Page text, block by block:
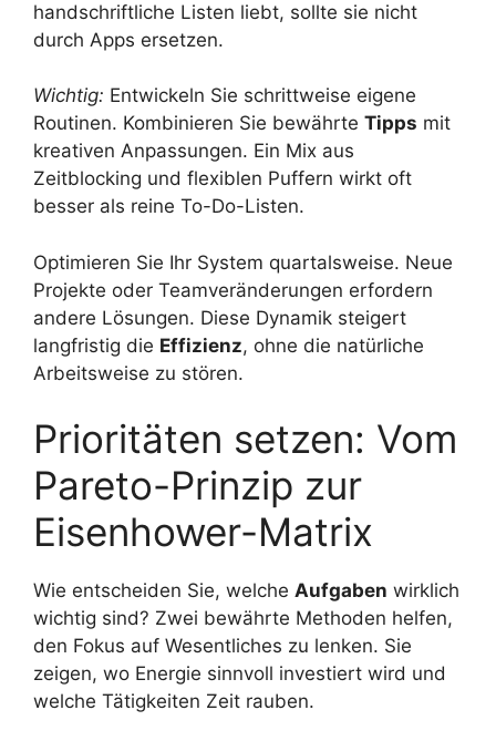
handschriftliche Listen liebt, sollte sie nicht
durch Apps ersetzen.
Wichtig: Entwickeln Sie schrittweise eigene
Routinen. Kombinieren Sie bewährte Tipps mit
kreativen Anpassungen. Ein Mix aus
Zeitblocking und flexiblen Puffern wirkt oft
besser als reine To-Do-Listen.
Optimieren Sie Ihr System quartalsweise. Neue
Projekte oder Teamveränderungen erfordern
andere Lösungen. Diese Dynamik steigert
langfristig die Effizienz, ohne die natürliche
Arbeitsweise zu stören.
Prioritäten setzen: Vom
Pareto-Prinzip zur
Eisenhower-Matrix
Wie entscheiden Sie, welche Aufgaben wirklich
wichtig sind? Zwei bewährte Methoden helfen,
den Fokus auf Wesentliches zu lenken. Sie
zeigen, wo Energie sinnvoll investiert wird und
welche Tätigkeiten Zeit rauben.